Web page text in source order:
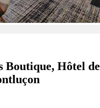
Boutique, Hôtel de